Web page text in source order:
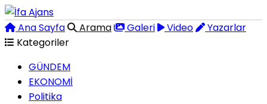
Ana Sayfa Arama Galeri Video
Yazarlar
Kategoriler
GÜNDEM
EKONOMİ
Politika